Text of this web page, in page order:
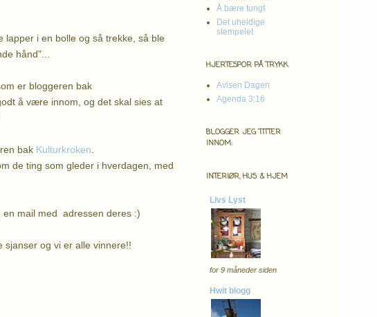
lapper i en bolle og så trekke, så ble
hånd"...
er bloggeren bak
å være innom, og det skal sies at
bak Kulturkroken
de ting som gleder i hverdagen, med
en mail med adressen deres :)
sjanser og vi er alle vinnere!!
Å bære tungt
Det uheldige
stempelet
HJERTESPOR PÅ TRYKK
Avisen Dagen
Agenda 3:16
BLOGGER JEG TITTER
INNOM:
INTERIØR, HUS & HJEM
Livs Lyst
for 9 måneder siden
Hwit blogg